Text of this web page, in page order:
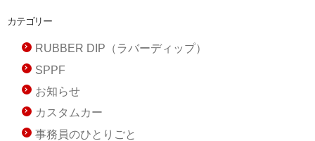
カテゴリー
RUBBER DIP（ラバーディップ）
SPPF
お知らせ
カスタムカー
事務員のひとりごと